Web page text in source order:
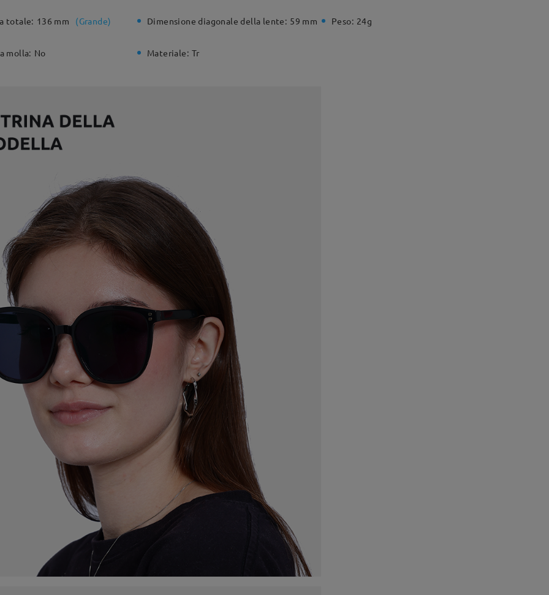
totale: 136 mm (Grande) Dimensione diagonale della lente: 59 mm Peso: 24g
molla: No Materiale: Tr